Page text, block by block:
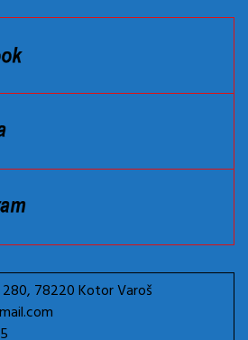
280, 78220 Kotor Varoš